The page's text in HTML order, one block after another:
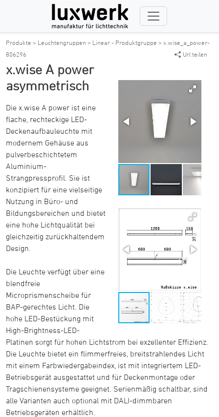
Produkte > Leuchtengruppen > Linear - Produktgruppe > x.wise_a_power-
806296
Url teilen
x.wise A power
asymmetrisch
Die x.wise A power ist eine
flache, rechteckige LED-
Deckenaufbauleuchte mit
modernem Gehäuse aus
pulverbeschichtetem
Aluminium-
Strangpressprofil. Sie ist
konzipiert für eine vielseitige
Nutzung in Büro- und
Bildungsbereichen und bietet
eine hohe Lichtqualität bei
gleichzeitig zurückhaltendem
Design.
Die Leuchte verfügt über eine
blendfreie
Microprismenscheibe für
BAP-gerechtes Licht. Die
hohe LED-Bestückung mit
High-Brightness-LED-
Platinen sorgt für hohen Lichtstrom bei exzellenter Effizienz.
Die Leuchte bietet ein flimmerfreies, breitstrahlendes Licht
mit einem Farbwiedergabeindex, ist mit integriertem LED-
Betriebsgerät ausgestattet und für Deckenmontage oder
Tragschienensysteme geeignet. Serienmäßig schaltbar, sind
alle Varianten auch optional mit DALI-dimmbaren
Betriebsgeräten erhältlich.